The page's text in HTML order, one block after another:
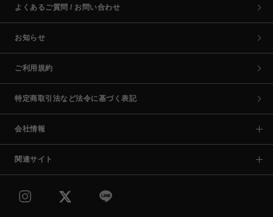
よくあるご質問 / お問い合わせ
お知らせ
ご利用規約
特定商取引法など法令に基づく表記
会社情報
関連サイト